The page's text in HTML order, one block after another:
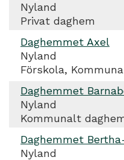
Nyland
Privat daghem
Daghemmet Axel
Nyland
Förskola,
Daghemmet
Nyland
Kommunalt
Daghemmet
Nyland